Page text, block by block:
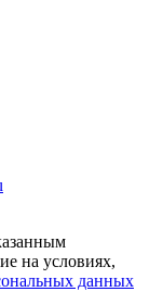
на условиях,
данных